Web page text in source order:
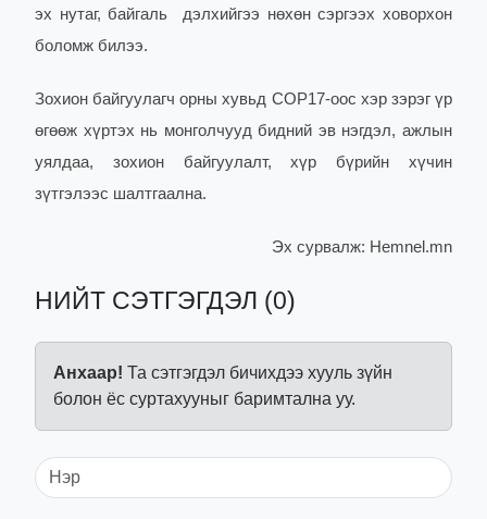
эх нутаг, байгаль дэлхийгээ нөхөн сэргээх ховорхон
боломж билээ.
Зохион байгуулагч орны хувьд COP17-оос хэр зэрэг үр
өгөөж хүртэх нь монголчууд бидний эв нэгдэл, ажлын
уялдаа, зохион байгуулалт, хүр бүрийн хүчин
зүтгэлээс шалтгаална.
Эх сурвалж: Hemnel.mn
НИЙТ СЭТГЭГДЭЛ (0)
Анхаар! Та сэтгэгдэл бичихдээ хууль зүйн
болон ёс суртахууныг баримтална уу.